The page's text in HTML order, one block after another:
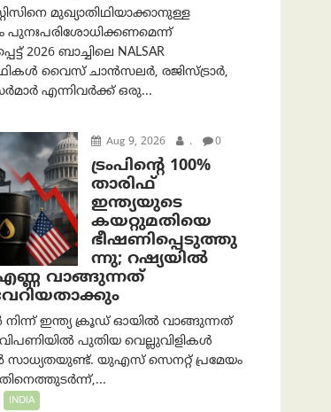
മുഖ്യാതിഥിയാക്കാനുള്ള
പുനഃപരിശോധിക്കണമെന്ന്
2026 ബാച്ചിലെ NALSAR
വൈസ് ചാൻസലർ, രജിസ്ട്രാർ,
എന്നിവർക്ക് ഒരു...
Aug 9, 2026 . 0
ട്രം‌പിന്റെ 100%
താരിഫ്
ഇന്ത്യയുടെ
കയറ്റുമതിയെ
ഭീഷണിപ്പെടുത്തു
ന്നു; റഷ്യയിൽ
എണ്ണ വാങ്ങുന്നത്
നിന്ന് ഇന്ത്യ ക്രൂഡ് ഓയിൽ വാങ്ങുന്നത്
പുതിയ വെല്ലുവിളികൾ
സാധ്യതയുണ്ട്. യുഎസ് സെനറ്റ് പ്രമേയം
INDIA